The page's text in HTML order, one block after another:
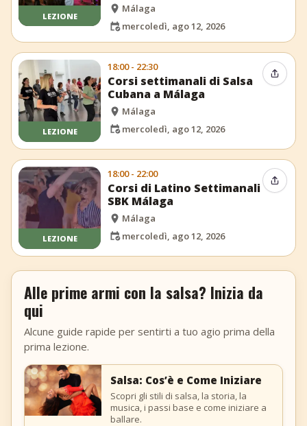
LEZIONE
Málaga
mercoledì, ago 12, 2026
LEZIONE
18:00 - 22:30
Corsi settimanali di Salsa
Cubana a Málaga
Málaga
mercoledì, ago 12, 2026
LEZIONE
18:00 - 22:00
Corsi di Latino Settimanali
SBK Málaga
Málaga
mercoledì, ago 12, 2026
Alle prime armi con la salsa? Inizia da
qui
Alcune guide rapide per sentirti a tuo agio prima della
prima lezione.
Salsa: Cos’è e Come Iniziare
Scopri gli stili di salsa, la storia, la
musica, i passi base e come iniziare a
ballare.